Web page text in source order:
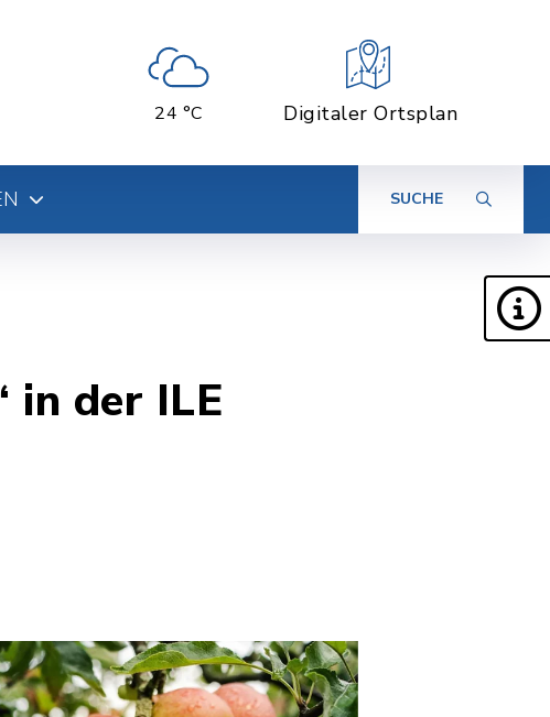
24 °C Digitaler Ortsplan
SUCHE
in der ILE